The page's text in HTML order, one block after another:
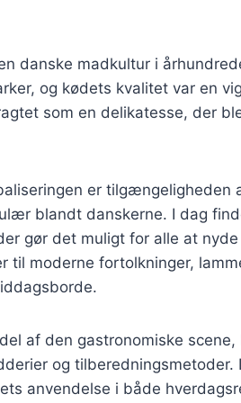
danske madkultur i
og kødets kvalitet var en
som en delikatesse, der
er tilgængeligheden
blandt danskerne. I dag
gør det muligt for alle at
til moderne fortolkninger,
af den gastronomiske scene,
og
anvendelse i både